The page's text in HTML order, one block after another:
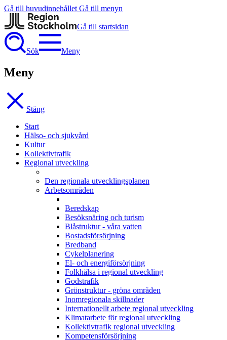
Gå till huvudinnehållet Gå till menyn
Gå till startsidan
Sök Meny
Meny
Stäng
Start
Hälso- och sjukvård
Kultur
Kollektivtrafik
Regional utveckling
Den regionala utvecklingsplanen
Arbetsområden
Beredskap
Besöksnäring och turism
Blåstruktur - våra vatten
Bostadsförsörjning
Bredband
Cykelplanering
El- och energiförsörjning
Folkhälsa i regional utveckling
Godstrafik
Grönstruktur - gröna områden
Inomregionala skillnader
Internationellt arbete regional utveckling
Klimatarbete för regional utveckling
Kollektivtrafik regional utveckling
Kompetensförsörjning